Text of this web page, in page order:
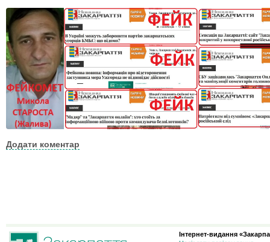
Додати коментар
Інтернет-видання